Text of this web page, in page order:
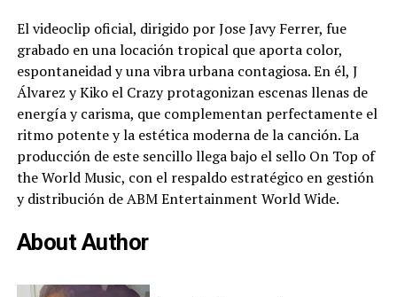
El videoclip oficial, dirigido por Jose Javy Ferrer, fue
grabado en una locación tropical que aporta color,
espontaneidad y una vibra urbana contagiosa. En él, J
Álvarez y Kiko el Crazy protagonizan escenas llenas de
energía y carisma, que complementan perfectamente el
ritmo potente y la estética moderna de la canción. La
producción de este sencillo llega bajo el sello On Top of
the World Music, con el respaldo estratégico en gestión
y distribución de ABM Entertainment World Wide.
About Author